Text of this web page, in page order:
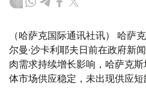
（哈萨克国际通讯社讯） 哈萨
尔曼·沙卡利耶夫日前在政府新
肉需求持续增长影响，哈萨克
体市场供应稳定，未出现供应短